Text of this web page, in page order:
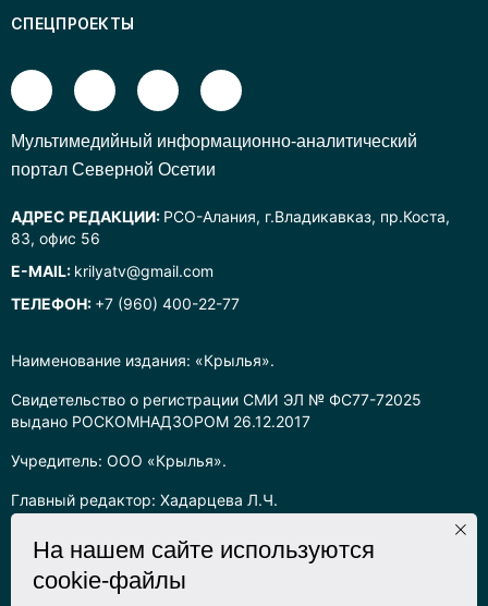
Наименование издания: «Крылья».
Свидетельство о регистрации СМИ ЭЛ № ФС77-72025
выдано РОСКОМНАДЗОРОМ 26.12.2017
Учредитель: ООО «Крылья».
Главный редактор: Хадарцева Л.Ч.
Информация на сайте предназначена для лиц старше 16 лет.
Все права на любые материалы, опубликованные на сайте,
защищены в соответствии с российским законодательством
СПЕЦПРОЕКТЫ
Mультимедийный информационно-аналитический
портал Северной Осетии
АДРЕС РЕДАКЦИИ: РСО-Алания, г.Владикавказ, пр.Коста,
83, офис 56
E-MAIL: krilyatv@gmail.com
ТЕЛЕФОН: +7 (960) 400-22-77
На нашем сайте используются
cookie-файлы